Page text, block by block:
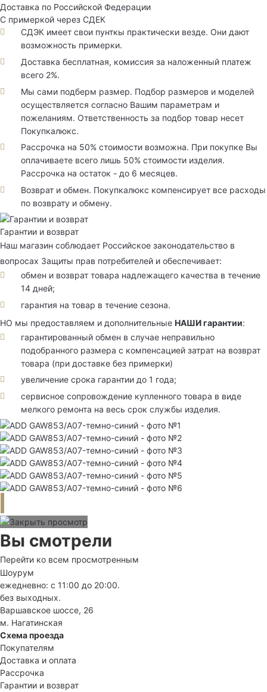
Доставка по Российской Федерации
С примеркой через СДЕК
СДЭК имеет свои пунткы практически везде. Они дают
возможность примерки.
Доставка бесплатная, комиссия за наложенный платеж
всего 2%.
Мы сами подберм размер. Подбор размеров и моделей
осуществляется согласно Вашим параметрам и
пожеланиям. Ответственность за подбор товар несет
Покупкалюкс.
Рассрочка на 50% стоимости возможна. При покупке Вы
оплачиваете всего лишь 50% стоимости изделия.
Рассрочка на остаток - до 6 месяцев.
Возврат и обмен. Покупкалюкс компенсирует все расходы
по возврату и обмену.
Гарантии и возврат
Наш магазин соблюдает Российское законодательство в
вопросах Защиты прав потребителей и обеспечивает:
обмен и возврат товара надлежащего качества в течение
14 дней;
гарантия на товар в течение сезона.
НО мы предоставляем и дополнительные НАШИ гарантии:
гарантированный обмен в случае неправильно
подобранного размера с компенсацией затрат на возврат
товара (при доставке без примерки)
увеличение срока гарантии до 1 года;
сервисное сопровождение купленного товара в виде
мелкого ремонта на весь срок службы изделия.
Вы смотрели
Перейти ко всем просмотренным
Шоурум
ежедневно: с 11:00 до 20:00.
без выходных.
Варшавское шоссе, 26
м. Нагатинская
Схема проезда
Покупателям
Доставка и оплата
Рассрочка
Гарантии и возврат